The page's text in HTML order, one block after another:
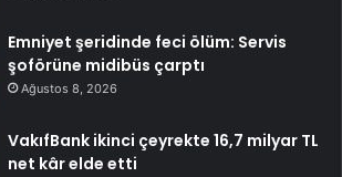
Emniyet şeridinde feci ölüm: Servis
şoförüne midibüs çarptı
Ağustos 8, 2026
VakıfBank ikinci çeyrekte 16,7 milyar TL
net kâr elde etti